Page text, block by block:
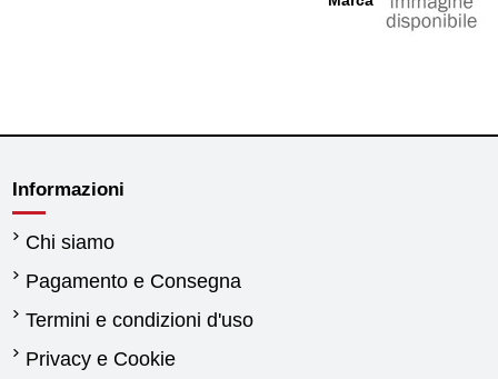
Informazioni
Chi siamo
Pagamento e Consegna
Termini e condizioni d'uso
Privacy e Cookie